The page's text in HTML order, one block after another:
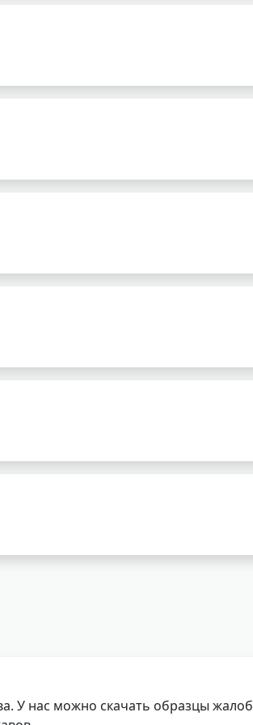
У нас можно скачать образцы жалоб